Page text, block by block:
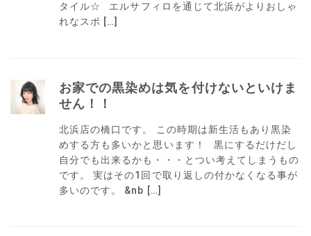
タイル☆ エルサフィロを通じて北浜がよりおしゃ
れなスポ […]
お家での黒染めは気を付けないといけま
せん！！
北浜店の橋口です。 この時期は新生活もあり黒染
めする方も多いかと思います！ 黒にするだけだし
自分でも出来るかも・・・とつい考えてしまうもの
です。 実はその1回で取り返しの付かなくなる事が
多いのです。 &nb […]